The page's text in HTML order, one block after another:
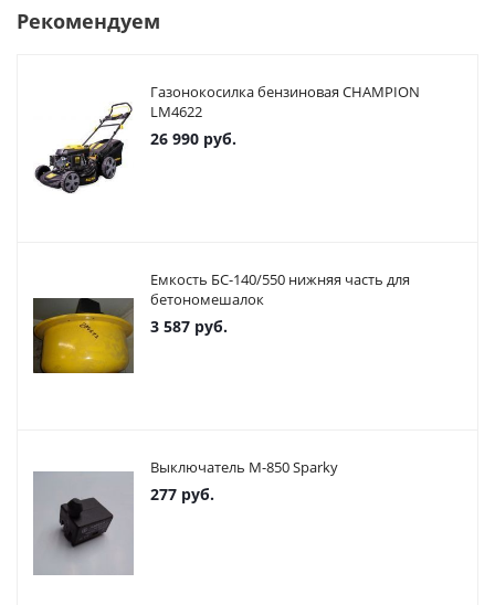
Рекомендуем
Газонокосилка бензиновая CHAMPION
LM4622
26 990 руб.
Емкость БС-140/550 нижняя часть для
бетономешалок
3 587 руб.
Выключатель М-850 Sparky
277 руб.